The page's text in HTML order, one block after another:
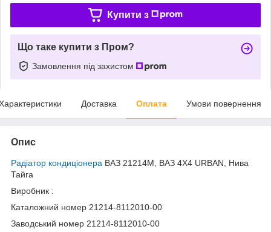
Купити з
Що таке купити з Пром?
Замовлення під захистом
Доставка Оплата Умови повернення
Опис
Радіатор кондиціонера ВАЗ 21214М, ВАЗ 4X4 URBAN, Нива
Тайга
Виробник :
Каталожний номер 21214-8112010-00
Заводський номер 21214-8112010-00